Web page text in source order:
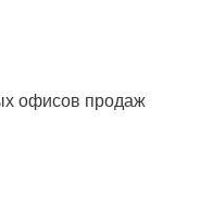
офисов продаж